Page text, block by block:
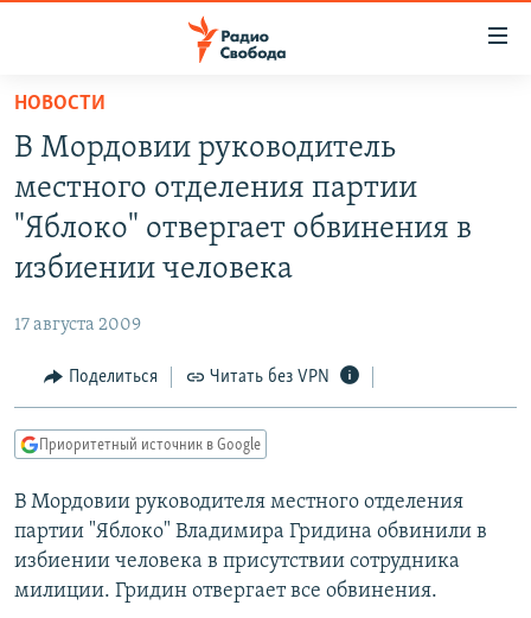
упрощенного
доступа
основному
содержанию
навигации
Вернутся
ПОДКАСТЫ
АВТОРСКИЕ ПРОЕКТЫ
ЦИТАТЫ СВОБОДЫ
КУЛЬТУРА
IDEL.РЕАЛИИ
КАВКАЗ.РЕАЛИИ
СИБИРЬ.РЕАЛИИ
РАСПИСАНИЕ ВЕЩАНИЯ
ПОДПИШИТЕСЬ НА РАССЫЛКУ
НОВОСТИ
В Мордовии руководитель
местного отделения партии
"Яблоко" отвергает обвинения в
избиении человека
17 августа 2009
Поделиться Читать без VPN
Приоритетный источник в Google
В Мордовии руководителя местного отделения
партии "Яблоко" Владимира Гридина обвинили в
избиении человека в присутствии сотрудника
милиции. Гридин отвергает все обвинения.